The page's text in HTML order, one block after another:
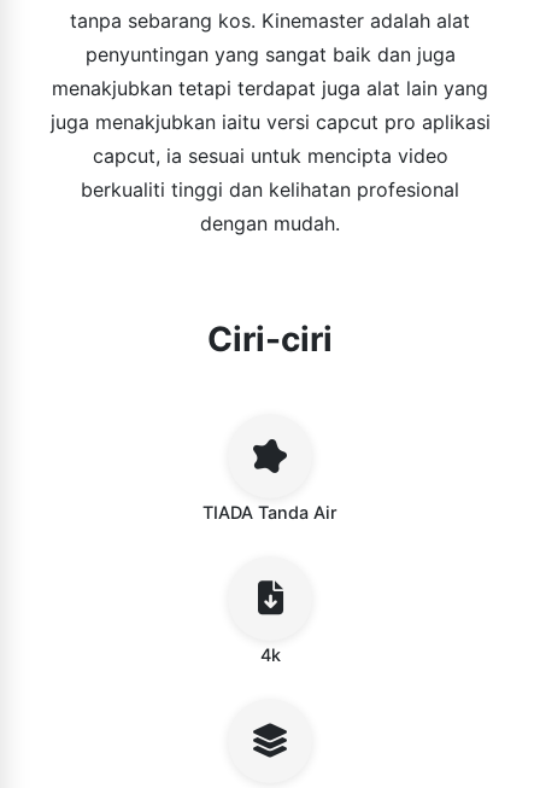
tanpa sebarang kos. Kinemaster adalah alat
penyuntingan yang sangat baik dan juga
menakjubkan tetapi terdapat juga alat lain yang
juga menakjubkan iaitu versi capcut pro aplikasi
capcut, ia sesuai untuk mencipta video
berkualiti tinggi dan kelihatan profesional
dengan mudah.
Ciri-ciri
TIADA Tanda Air
4k